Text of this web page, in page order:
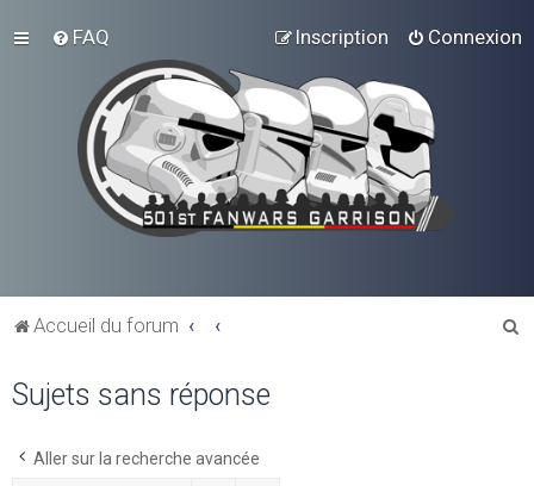
FAQ Connexion
Inscription
Accueil du forum
Sujets sans réponse
Aller sur la recherche avancée